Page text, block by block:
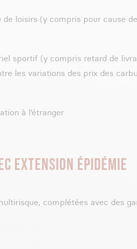
loisirs (y compris pour cause
sportif (y compris retard de
les variations des prix des
à l’étranger
EXTENSION ÉPIDÉMIE
complétées avec des